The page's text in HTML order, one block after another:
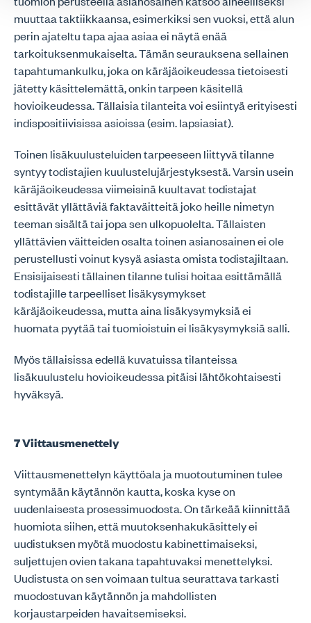
muuttaa taktiikkaansa, esimerkiksi sen vuoksi, että alun
perin ajateltu tapa ajaa asiaa ei näytä enää
tarkoituksenmukaiselta. Tämän seurauksena sellainen
tapahtumankulku, joka on käräjäoikeudessa tietoisesti
jätetty käsittelemättä, onkin tarpeen käsitellä
hovioikeudessa. Tällaisia tilanteita voi esiintyä erityisesti
indispositiivisissa asioissa (esim. lapsiasiat).
Toinen lisäkuulusteluiden tarpeeseen liittyvä tilanne
syntyy todistajien kuulustelujärjestyksestä. Varsin usein
käräjäoikeudessa viimeisinä kuultavat todistajat
esittävät yllättäviä faktaväitteitä joko heille nimetyn
teeman sisältä tai jopa sen ulkopuolelta. Tällaisten
yllättävien väitteiden osalta toinen asianosainen ei ole
perustellusti voinut kysyä asiasta omista todistajiltaan.
Ensisijaisesti tällainen tilanne tulisi hoitaa esittämällä
todistajille tarpeelliset lisäkysymykset
käräjäoikeudessa, mutta aina lisäkysymyksiä ei
huomata pyytää tai tuomioistuin ei lisäkysymyksiä salli.
Myös tällaisissa edellä kuvatuissa tilanteissa
lisäkuulustelu hovioikeudessa pitäisi lähtökohtaisesti
hyväksyä.
7 Viittausmenettely
Viittausmenettelyn käyttöala ja muotoutuminen tulee
syntymään käytännön kautta, koska kyse on
uudenlaisesta prosessimuodosta. On tärkeää kiinnittää
huomiota siihen, että muutoksenhakukäsittely ei
uudistuksen myötä muodostu kabinettimaiseksi,
suljettujen ovien takana tapahtuvaksi menettelyksi.
Uudistusta on sen voimaan tultua seurattava tarkasti
muodostuvan käytännön ja mahdollisten
korjaustarpeiden havaitsemiseksi.